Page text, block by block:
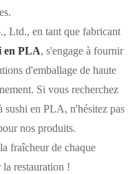
Ltd., en tant que fabricant
en PLA, s'engage à fournir
d'emballage de haute
Si vous recherchez
sushi en PLA, n'hésitez pas
nos produits.
fraîcheur de chaque
restauration !